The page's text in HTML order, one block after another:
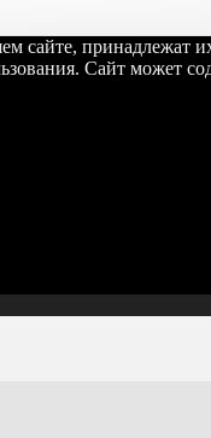
сайте, принадлежат
Сайт может